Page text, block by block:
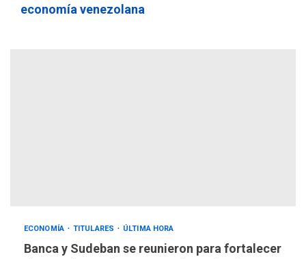
economía venezolana
ECONOMÍA TITULARES ÚLTIMA HORA
Banca y Sudeban se reunieron para fortalecer